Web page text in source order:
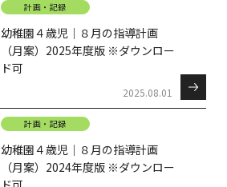
計画・記録
幼稚園４歳児｜８月の指導計画
（月案）2025年度版 ※ダウンロー
ド可
2025.08.01
計画・記録
幼稚園４歳児｜８月の指導計画
（月案）2024年度版 ※ダウンロー